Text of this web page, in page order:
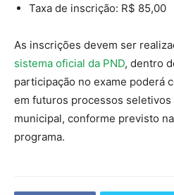
Taxa de inscrição: R$ 85,00
As inscrições devem ser
sistema oficial da PND, dentro
participação no exame poderá
em futuros processos seletivos
municipal, conforme previsto
programa.